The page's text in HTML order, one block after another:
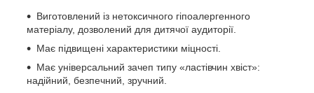
Виготовлений із нетоксичного гіпоалергенного
матеріалу, дозволений для дитячої аудиторії.
Має підвищені характеристики міцності.
Має універсальний зачеп типу «ластівчин хвіст»:
надійний, безпечний, зручний.